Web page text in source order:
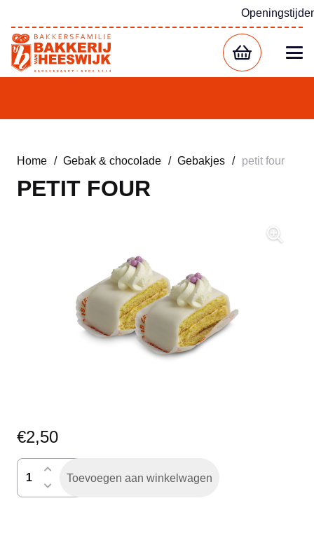
Home / Gebak & chocolade / Gebakjes / petit four
PETIT FOUR
€2,50
Toevoegen aan winkelwagen